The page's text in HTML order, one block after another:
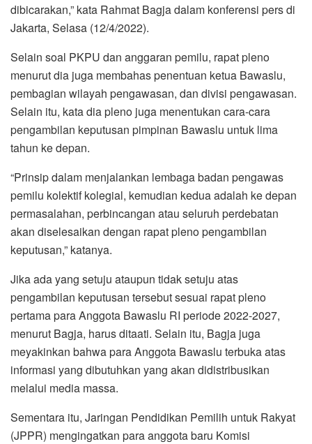
dibicarakan,” kata Rahmat Bagja dalam konferensi pers di
Jakarta, Selasa (12/4/2022).
Selain soal PKPU dan anggaran pemilu, rapat pleno
menurut dia juga membahas penentuan ketua Bawaslu,
pembagian wilayah pengawasan, dan divisi pengawasan.
Selain itu, kata dia pleno juga menentukan cara-cara
pengambilan keputusan pimpinan Bawaslu untuk lima
tahun ke depan.
“Prinsip dalam menjalankan lembaga badan pengawas
pemilu kolektif kolegial, kemudian kedua adalah ke depan
permasalahan, perbincangan atau seluruh perdebatan
akan diselesaikan dengan rapat pleno pengambilan
keputusan,” katanya.
Jika ada yang setuju ataupun tidak setuju atas
pengambilan keputusan tersebut sesuai rapat pleno
pertama para Anggota Bawaslu RI periode 2022-2027,
menurut Bagja, harus ditaati. Selain itu, Bagja juga
meyakinkan bahwa para Anggota Bawaslu terbuka atas
informasi yang dibutuhkan yang akan didistribusikan
melalui media massa.
Sementara itu, Jaringan Pendidikan Pemilih untuk Rakyat
(JPPR) mengingatkan para anggota baru Komisi